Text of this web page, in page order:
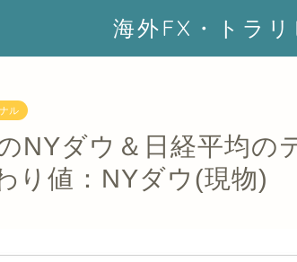
海外FX・トラリ
ル
NYダウ＆日経平均の
値：NYダウ(現物)